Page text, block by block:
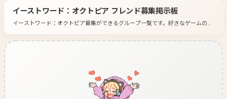
イーストワード：オクトピア フレンド募集掲示板
イーストワード：オクトピア募集ができるグループ一覧です。 好きなゲームのグ